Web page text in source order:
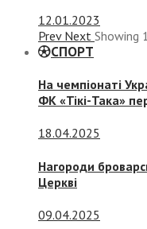
12.01.2023
Prev Next Showing 1
СПОРТ
На чемпіонаті
ФК «Тікі-Така»
18.04.2025
Нагороди
Церкві
09.04.2025